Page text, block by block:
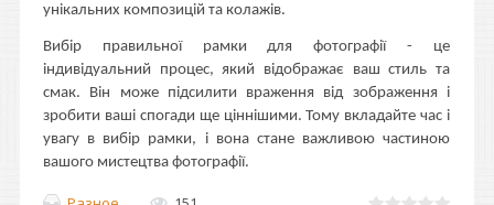
унікальних композицій та колажів.
Вибір правильної рамки для фотографії - це
індивідуальний процес, який відображає ваш стиль та
смак. Він може підсилити враження від зображення і
зробити ваші спогади ще ціннішими. Тому вкладайте час і
увагу в вибір рамки, і вона стане важливою частиною
вашого мистецтва фотографії.